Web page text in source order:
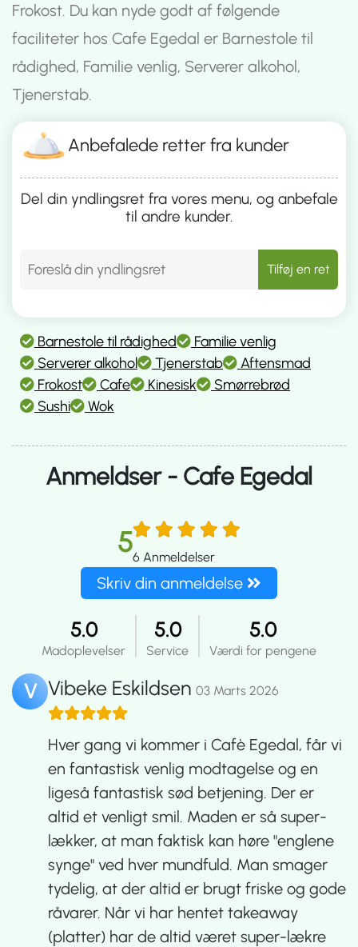
Frokost. Du kan nyde godt af følgende
faciliteter hos Cafe Egedal er Barnestole til
rådighed, Familie venlig, Serverer alkohol,
Tjenerstab.
Anbefalede retter fra kunder
Del din yndlingsret fra vores menu, og anbefale
til andre kunder.
Tilføj en ret
Barnestole til rådighed
Familie venlig
Serverer alkohol
Tjenerstab
Aftensmad
Frokost
Cafe Kinesisk
Smørrebrød
Sushi
Wok
Anmeldser - Cafe Egedal
56 Anmeldelser
Skriv din anmeldelse
5.0
Madoplevelser
5.0
Service
5.0
Værdi for pengene
V Vibeke Eskildsen 03 Marts 2026
Hver gang vi kommer i Cafè Egedal, får vi
en fantastisk venlig modtagelse og en
ligeså fantastisk sød betjening. Der er
altid et venligt smil. Maden er så super-
lækker, at man faktisk kan høre "englene
synge" ved hver mundfuld. Man smager
tydelig, at der altid er brugt friske og gode
råvarer. Når vi har hentet takeaway
(platter) har de altid været super-lækre